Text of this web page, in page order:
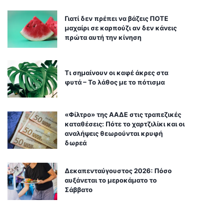
Γιατί δεν πρέπει να βάζεις ΠΟΤΕ
μαχαίρι σε καρπούζι αν δεν κάνεις
πρώτα αυτή την κίνηση
Τι σημαίνουν οι καφέ άκρες στα
φυτά – Το λάθος με το πότισμα
«Φίλτρο» της ΑΑΔΕ στις τραπεζικές
καταθέσεις: Πότε το χαρτζιλίκι και οι
αναλήψεις θεωρούνται κρυφή
δωρεά
Δεκαπενταύγουστος 2026: Πόσο
αυξάνεται το μεροκάματο το
Σάββατο